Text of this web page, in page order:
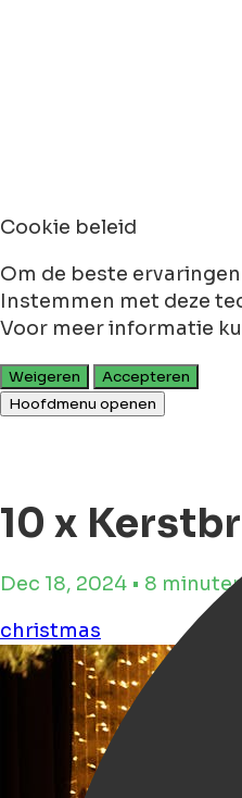
Cookie beleid
Om de beste
Instemmen met deze
Voor meer informatie
Weigeren
Accepteren
Hoofdmenu openen
10 x
Dec 18, 2024 • 8
christmas